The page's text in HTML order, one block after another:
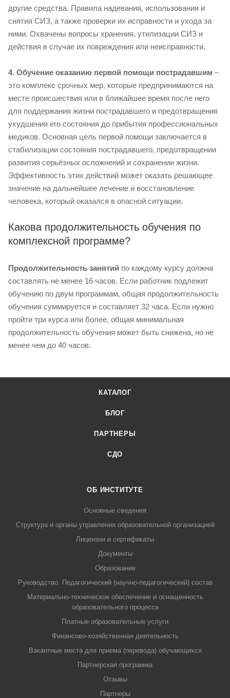
другие средства. Правила надевания, использования и
снятия СИЗ, а также проверки их исправности и ухода за
ними. Охвачены вопросы хранения, утилизации СИЗ и
действия в случае их повреждения или неисправности.
4. Обучение оказанию первой помощи пострадавшим –
это комплекс срочных мер, которые предпринимаются на
месте происшествия или в ближайшее время после него
для поддержания жизни пострадавшего и предотвращения
ухудшения его состояния до прибытия профессиональных
медиков. Основная цель первой помощи заключается в
стабилизации состояния пострадавшего, предотвращении
развития серьёзных осложнений и сохранении жизни.
Эффективность этих действий может оказать решающее
значение на дальнейшее лечение и восстановление
человека, который оказался в опасной ситуации.
Какова продолжительность обучения по
комплексной программе?
Продолжительность занятий по каждому курсу должна
составлять не менее 16 часов. Если работник подлежит
обучению по двум программам, общая продолжительность
обучения суммируется и составляет 32 часа. Если нужно
пройти три курса или более, общая минимальная
продолжительность обучения может быть снижена, но не
менее чем до 40 часов.
КАТАЛОГ
БЛОГ
ПАРТНЕРЫ
СДО
ОБ ИНСТИТУТЕ
Основные сведения
Структура и органы управления образовательной организацией
Лицензии и сертификаты
Документы
Образование
Руководство. Педагогический (научно-педагогический) состав
Материально-техническое обеспечение и оснащенность
образовательного процесса
Платные образовательные услуги
Финансово-хозяйственная деятельность
Вакантные места для приема (перевода) обучающихся
Партнерская программа
Отзывы
Партнеры